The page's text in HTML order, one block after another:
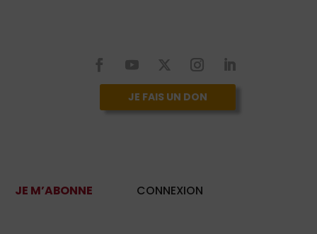
JE FAIS UN DON
JE M’ABONNE CONNEXION